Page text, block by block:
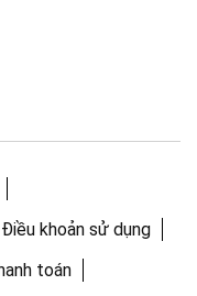
Điều khoản sử dụng
toán